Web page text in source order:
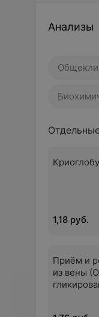
Анализы
1,18 руб.
Приём и
из вены